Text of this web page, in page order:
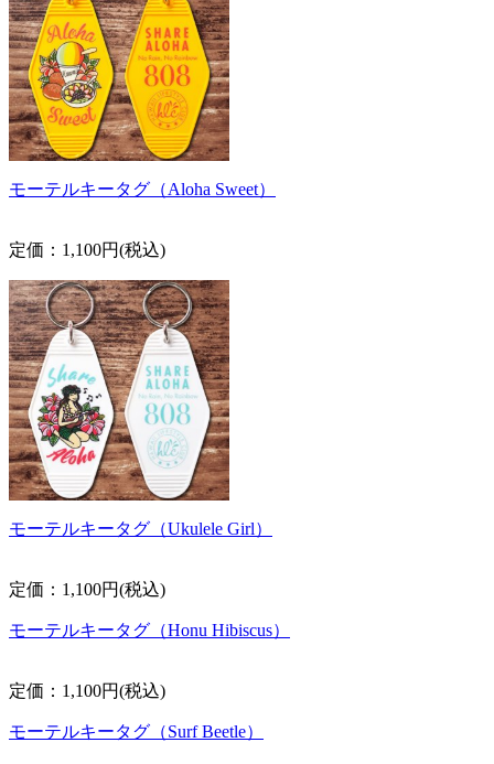
モーテルキータグ（Aloha Sweet）
定価：1,100円(税込)
モーテルキータグ（Ukulele Girl）
定価：1,100円(税込)
モーテルキータグ（Honu Hibiscus）
定価：1,100円(税込)
モーテルキータグ（Surf Beetle）